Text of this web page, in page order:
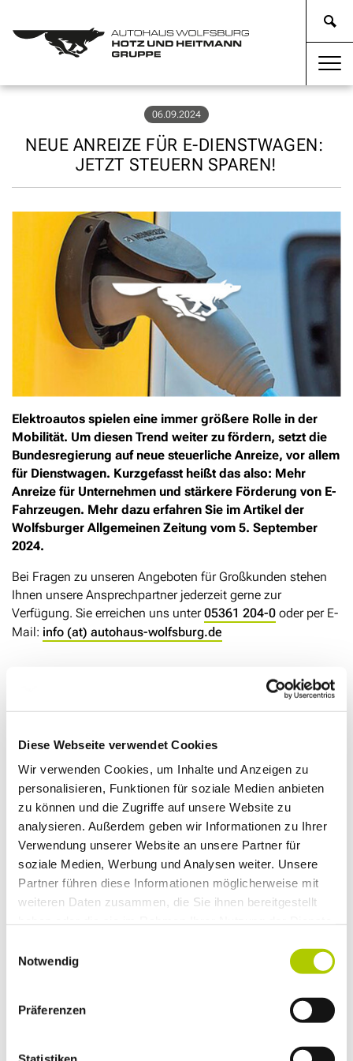
Diese Webseite verwendet Cookies
Wir verwenden Cookies, um Inhalte und Anzeigen zu
personalisieren, Funktionen für soziale Medien anbieten
zu können und die Zugriffe auf unsere Website zu
analysieren. Außerdem geben wir Informationen zu Ihrer
Verwendung unserer Website an unsere Partner für
soziale Medien, Werbung und Analysen weiter. Unsere
Partner führen diese Informationen möglicherweise mit
weiteren Daten zusammen, die Sie ihnen bereitgestellt
Notwendig
Präferenzen
06.09.2024
NEUE ANREIZE FÜR E-DIENSTWAGEN:
JETZT STEUERN SPAREN!
Elektroautos spielen eine immer größere Rolle in der
Mobilität. Um diesen Trend weiter zu fördern, setzt die
Bundesregierung auf neue steuerliche Anreize, vor allem
für Dienstwagen. Kurzgefasst heißt das also: Mehr
Anreize für Unternehmen und stärkere Förderung von E-
Fahrzeugen. Mehr dazu erfahren Sie im Artikel der
Wolfsburger Allgemeinen Zeitung vom 5. September
2024.
Bei Fragen zu unseren Angeboten für Großkunden stehen
Ihnen unsere Ansprechpartner jederzeit gerne zur
Verfügung. Sie erreichen uns unter05361 204-0 oder per E-
Mail: info (at) autohaus-wolfsburg.de
Neue Steuervorteile für Elektroautos
auch um den Absatz der Fahrzeuge wieder zu stärken
Von Andreas Hoenig
Berlin.Mit neuen Steuervorteilen will die Bundesregierung
den schleppenden Absatz von Elektroautos ankurbeln.
Dabei geht es um stärkere Anreize für E-Autos als
Dienstwagen. Das Kabinett brachte die geplanten Schritte
jüngst auf den Weg.
In dem Gesetzentwurf heißt es, die Bundesregierung habe
sich zum Ziel gesetzt, die Elektromobilität deutlich
voranzubringen. „Für eine erfolgreiche Umsetzung dieses
Ziels bedarf es auch weitreichender steuerlicher
1. Juli 2024 eine Sonderabschreibung für neu zugelassene
vollelektrische und vergleichbare Null­emissionsfahrzeuge
Dienstwagenbesteuerung für E-Fahrzeuge der sogenannte